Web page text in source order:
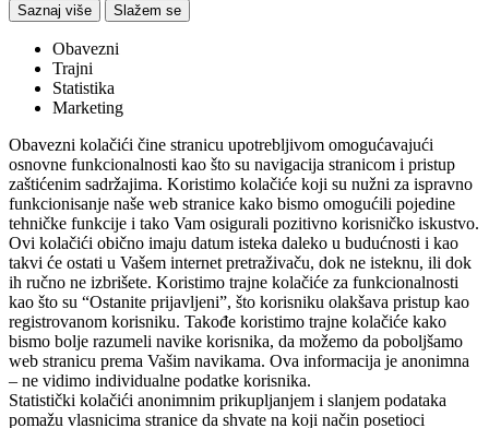
Saznaj više Slažem se
Obavezni
Trajni
Statistika
Marketing
Obavezni kolačići čine stranicu upotrebljivom omogućavajući
osnovne funkcionalnosti kao što su navigacija stranicom i pristup
zaštićenim sadržajima. Koristimo kolačiće koji su nužni za ispravno
funkcionisanje naše web stranice kako bismo omogućili pojedine
tehničke funkcije i tako Vam osigurali pozitivno korisničko iskustvo.
Ovi kolačići obično imaju datum isteka daleko u budućnosti i kao
takvi će ostati u Vašem internet pretraživaču, dok ne isteknu, ili dok
ih ručno ne izbrišete. Koristimo trajne kolačiće za funkcionalnosti
kao što su “Ostanite prijavljeni”, što korisniku olakšava pristup kao
registrovanom korisniku. Takođe koristimo trajne kolačiće kako
bismo bolje razumeli navike korisnika, da možemo da poboljšamo
web stranicu prema Vašim navikama. Ova informacija je anonimna
– ne vidimo individualne podatke korisnika.
Statistički kolačići anonimnim prikupljanjem i slanjem podataka
pomažu vlasnicima stranice da shvate na koji način posetioci